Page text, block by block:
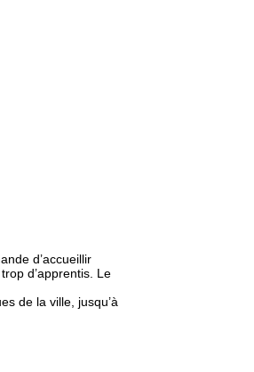
d’accueillir
d’apprentis. Le
de la ville, jusqu’à